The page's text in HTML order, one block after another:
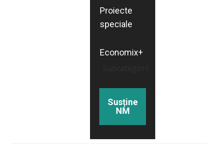
Proiecte
speciale
Economix+
Susține
NM